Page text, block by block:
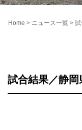
Home > ニュース一覧 > 試
試合結果／静